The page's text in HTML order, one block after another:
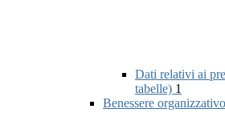
Dati relativi ai
tabelle) 1
Benessere organizzativo